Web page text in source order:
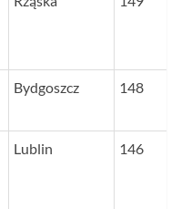
Bydgoszcz 148
Lublin 146